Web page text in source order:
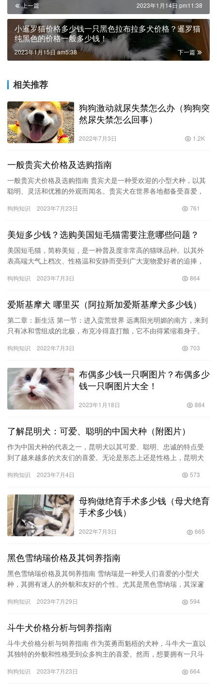
上一篇 2023年1月14日 pm11:38
小暹罗猫价格多少钱一只黑色拉布拉多犬价格？暹罗猫
纯黑色的价格一般多少钱！
下一篇
2023年1月15日 am5:38
相关推荐
狗狗激动就尿失禁怎么办（狗狗突
然尿失禁怎么回事）
2022年7月3日 1.2K
一般贵宾犬价格及选购指南
一般贵宾犬价格及选购指南 贵宾犬是一种受欢迎的小型犬种，以其
聪明、灵活和优雅的外观而闻名。贵宾犬在世界各地都备受喜爱，
只贵…
狗狗知识 2023年7月23日 761
美短多少钱？选购美国短毛猫需要注意哪些问题？
美国短毛猫，简称美短，是一种普及度非常高的猫咪品种。以其外
表高端大气上档次、性格温和安静而受到广大宠物爱好者的追捧，
需要花…
狗狗知识 2023年7月3日 864
爱斯基摩犬 哪里买（阿拉斯加爱斯基摩犬多少钱）
第二章：新生活 第一节：进入蛮荒世界 远离阳光明媚的南方，来到
只有冰和雪组成的北极，布克冷得直打颤，它不由得紧缩着身子。
活，…
狗狗知识 2022年7月3日 703
布偶多少钱一只啊图片？布偶多少
钱一只啊图片大全！
2023年1月18日 884
了解昆明犬：可爱、聪明的中国犬种（附图片）
作为中国犬种的代表之一，昆明犬以其可爱、聪明、忠诚的特点受
到了越来越多的犬友们的喜爱。无论是形态上还是性格上，昆明犬
犬种吧…
狗狗知识 2023年7月4日 573
母狗做绝育手术多少钱（母犬绝育
手术多少钱）
2022年7月3日 665
黑色雪纳瑞价格及其饲养指南
黑色雪纳瑞价格及其饲养指南 雪纳瑞是一种受人们喜爱的小型犬
种，其拥有迷人的外貌和友好的个性。尤其是黑色雪纳瑞，其深邃
价格和…
狗狗知识 2023年7月29日 594
斗牛犬价格分析与饲养指南
斗牛犬价格分析与饲养指南 作为英勇而魁梧的犬种，斗牛犬一直以
其独特的外貌和性格受到众多狗主的喜爱。然而，想要拥有一只斗
价格…
狗狗知识 2023年7月23日 664